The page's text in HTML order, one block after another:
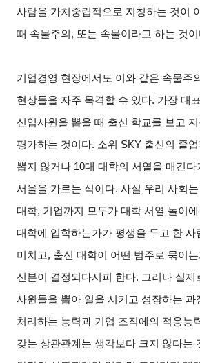
사람을 가치중립적으로 지칭하는 것이
때 속물주의, 또는 속물이라고 하는 것이
기업경영 현장에서도 이와 같은 속물주
현상들을 자주 목격할 수 있다. 가장 대
신입사원을 뽑을 때 출신 학교를 보고
평가하는 것이다. 소위 SKY 출신의 졸업
뽑지 않거나 10대 대학의 서열을 매긴
서울을 가르는 식이다. 사실 우리 사회
대학, 기업까지 모두가 대학 서열 놀이
대학에 입학하는가가 평생을 두고 한 사
미치고, 출신 대학이 어떤 범주로 묶이
신분이 결정되다시피 한다. 그러나 실제
사원들을 뽑아 일을 시키고 성장하는 과
처리하는 능력과 기업 조직에의 적응능
갖는 상관관계는 생각보다 크지 않다는